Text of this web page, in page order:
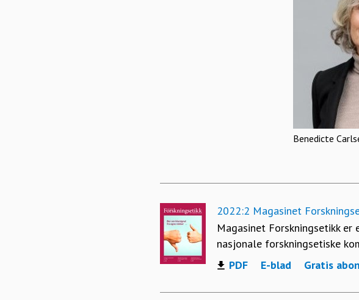
Benedicte
2022:2 Magasinet
Magasinet Forskningsetikk
nasjonale forskningsetiske
PDF
E-blad Gratis